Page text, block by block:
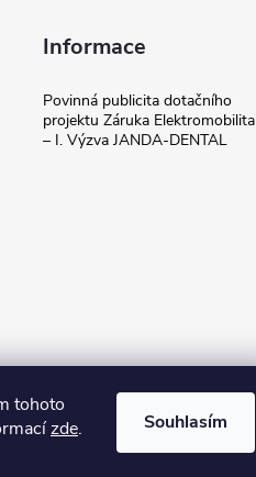
tohoto
zde. Souhlasím
Informace
Povinná publicita dotačního
projektu Záruka Elektromobilita
– I. Výzva JANDA-DENTAL